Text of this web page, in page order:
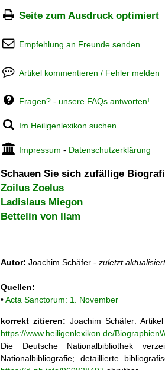
Seite zum Ausdruck optimiert
Empfehlung an Freunde senden
Artikel kommentieren / Fehler melden
Fragen? - unsere FAQs antworten!
Im Heiligenlexikon suchen
Impressum - Datenschutzerklärung
Schauen Sie sich zufällige
Zoilus Zoelus
Ladislaus Miegon
Bettelin von Ilam
Autor: Joachim Schäfer - zuletzt
Quellen:
•Acta Sanctorum: 1. November
korrekt zitieren: Joachim Schäfer:
https://www.heiligenlexikon.de/
Die Deutsche Nationalbibliothek
Nationalbibliografie; detaillierte